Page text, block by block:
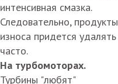
интенсивная смазка.
Следовательно, продукты
износа придется удалять
часто.
На турбомоторах.
Турбины "любят"